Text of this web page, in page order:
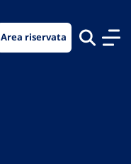
Area riservata